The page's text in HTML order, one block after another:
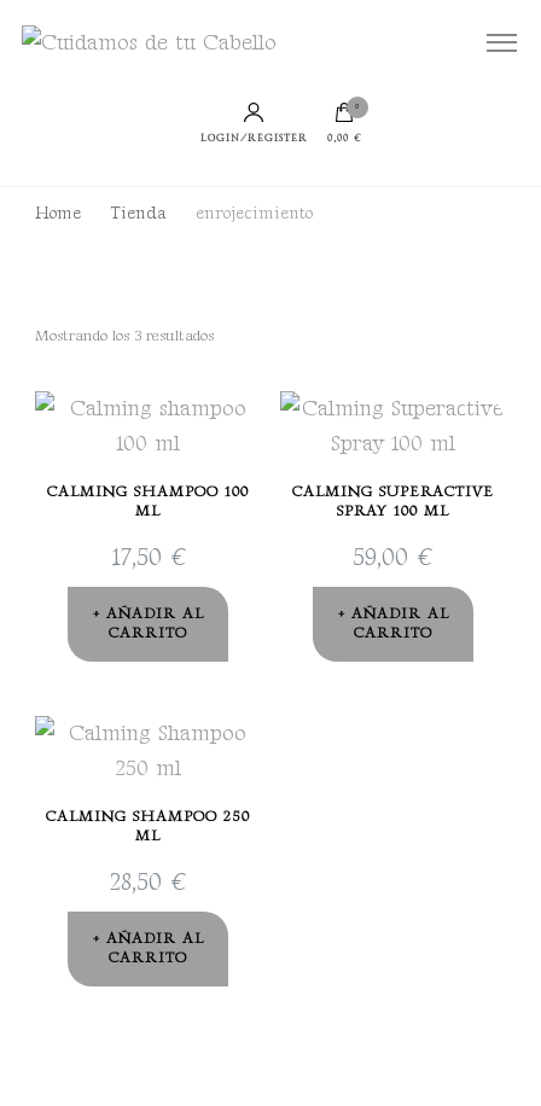
Cuidamos de tu Cabello
Todo lo que necesitas para lucir un cabello bien cuidado, sano y con productos
sostenibles
LOGIN/REGISTER
0
0,00 €
Home Tienda enrojecimiento
Mostrando los 3 resultadosOrdenado
media
CALMING SHAMPOO 100
ML
17,50 €
AÑADIR AL
CARRITO
CALMING SUPERACTIVE
SPRAY 100 ML
59,00 €
AÑADIR AL
CARRITO
CALMING SHAMPOO 250
ML
28,50 €
AÑADIR AL
CARRITO